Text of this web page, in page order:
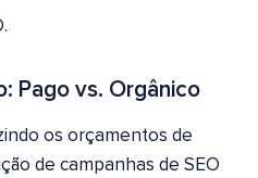
Pago vs. Orgânico
os orçamentos de
de campanhas de SEO